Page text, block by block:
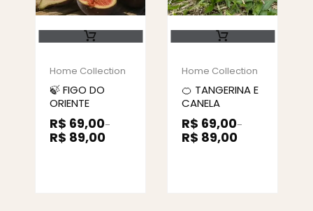
Home Collection
🍃 FIGO DO
ORIENTE
R$ 69,00–
R$ 89,00
Home Collection
🍊 TANGERINA E
CANELA
R$ 69,00–
R$ 89,00